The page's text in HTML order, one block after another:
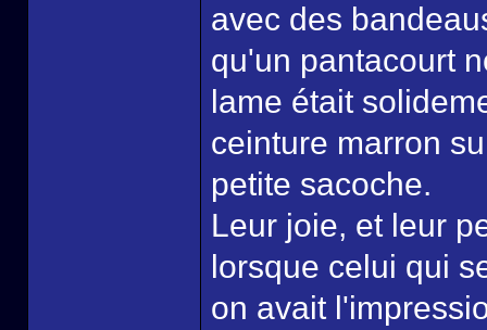
avec des
qu'un pantacourt
lame était
ceinture marron
petite sacoche.
Leur joie, et leur
lorsque celui qui
on avait